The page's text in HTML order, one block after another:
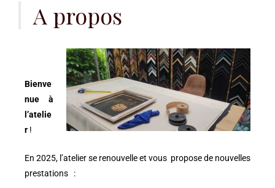
A propos
Bienve
nue à
l’atelie
r !
En 2025, l’atelier se renouvelle et vous propose de nouvelles
prestations :